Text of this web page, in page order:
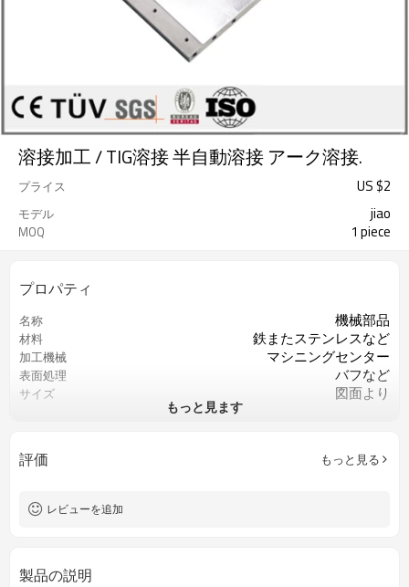
溶接加工 / TIG溶接 半自動溶接 アーク溶接.
プライス US $2
モデル jiao
MOQ 1 piece
プロパティ
名称 機械部品
材料 鉄またステンレスなど
加工機械 マシニングセンター
表面処理 バフなど
サイズ 図面より
QCコントロール
サービス カスタマイズされたOEM
もっと見ます
評価 もっと見る
レビューを追加
製品の説明